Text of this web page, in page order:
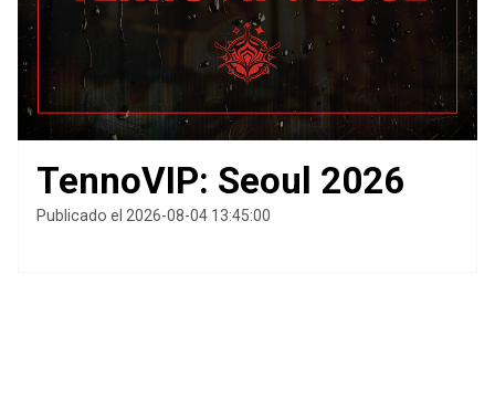
TennoVIP: Seoul 2026
Publicado el 2026-08-04 13:45:00